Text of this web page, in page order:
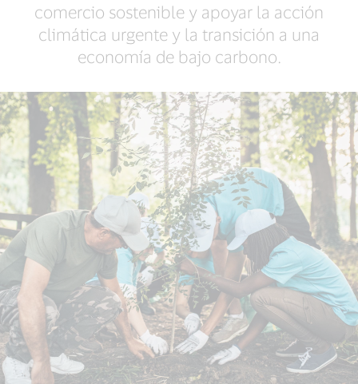
comercio sostenible y apoyar la acción
climática urgente y la transición a una
economía de bajo carbono.